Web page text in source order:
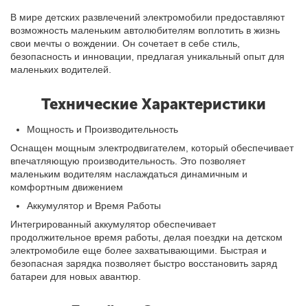
В мире детских развлечений электромобили предоставляют
возможность маленьким автолюбителям воплотить в жизнь
свои мечты о вождении. Он сочетает в себе стиль,
безопасность и инновации, предлагая уникальный опыт для
маленьких водителей.
Технические Характеристики
Мощность и Производительность
Оснащен мощным электродвигателем, который обеспечивает
впечатляющую производительность. Это позволяет
маленьким водителям наслаждаться динамичным и
комфортным движением
Аккумулятор и Время Работы
Интегрированный аккумулятор обеспечивает
продолжительное время работы, делая поездки на детском
электромобиле еще более захватывающими. Быстрая и
безопасная зарядка позволяет быстро восстановить заряд
батареи для новых авантюр.